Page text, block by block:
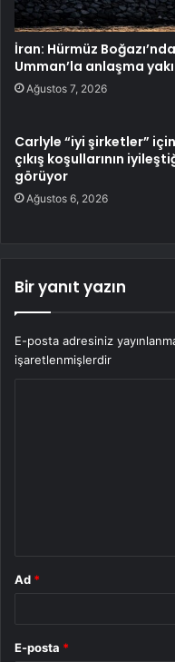
İran: Hürmüz Boğazı’nda
Umman’la anlaşma
Ağustos 7, 2026
Carlyle “iyi şirketler” için
çıkış koşullarının
görüyor
Ağustos 6, 2026
Bir yanıt yazın
E-posta adresiniz
işaretlenmişlerdir
Ad *
E-posta *